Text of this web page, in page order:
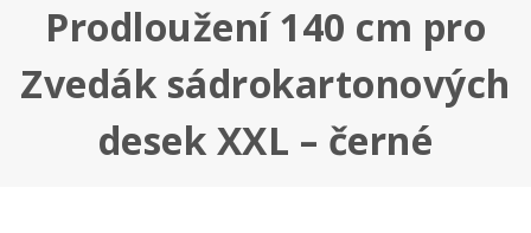
Prodloužení 140 cm pro
Zvedák sádrokartonových
desek XXL – černé